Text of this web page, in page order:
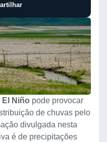
El Niño pode provocar
de chuvas pelo
divulgada nesta
é de precipitações